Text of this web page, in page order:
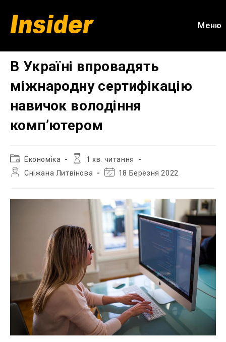
вмісту
Меню
В Україні впровадять
міжнародну сертифікацію
навичок володіння
комп’ютером
Категорія
запису:
Економіка
Час
1 хв. читання
АвторСніжана Литвінова
Остання18 Березня 2022